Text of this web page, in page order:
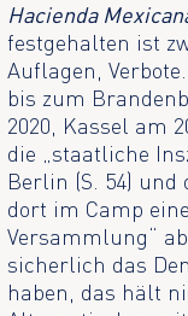
Hacienda
festgehalten ist
Auflagen,
bis zum
2020, Kassel am
die „staatliche
Berlin (S. 54)
dort im Camp
Versammlung“
sicherlich das
haben, das hält